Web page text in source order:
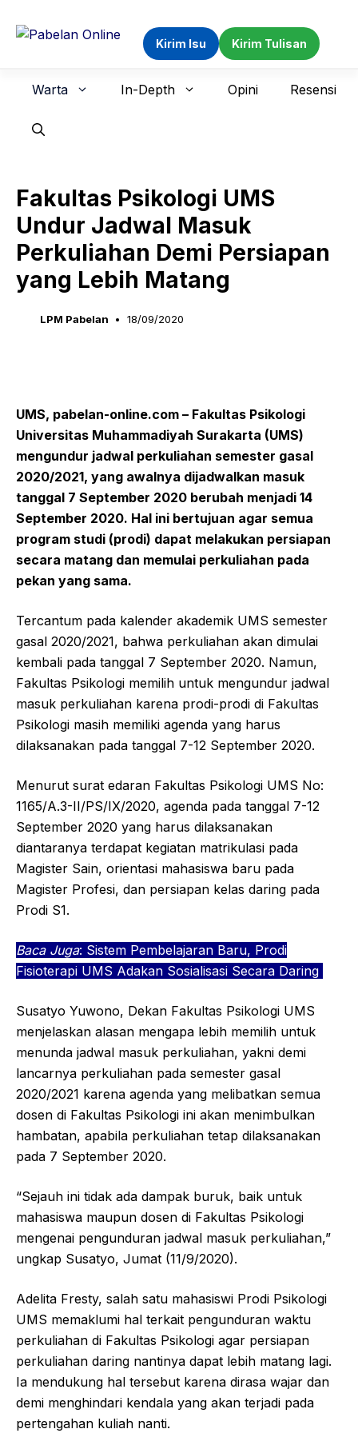
Kirim Isu Kirim Tulisan
Warta In-Depth Opini Resensi
Fakultas Psikologi UMS
Undur Jadwal Masuk
Perkuliahan Demi Persiapan
yang Lebih Matang
LPM Pabelan 18/09/2020
UMS, pabelan-online.com – Fakultas Psikologi
Universitas Muhammadiyah Surakarta (UMS)
mengundur jadwal perkuliahan semester gasal
2020/2021, yang awalnya dijadwalkan masuk
tanggal 7 September 2020 berubah menjadi 14
September 2020. Hal ini bertujuan agar semua
program studi (prodi) dapat melakukan persiapan
secara matang dan memulai perkuliahan pada
pekan yang sama.
Tercantum pada kalender akademik UMS semester
gasal 2020/2021, bahwa perkuliahan akan dimulai
kembali pada tanggal 7 September 2020. Namun,
Fakultas Psikologi memilih untuk mengundur jadwal
masuk perkuliahan karena prodi-prodi di Fakultas
Psikologi masih memiliki agenda yang harus
dilaksanakan pada tanggal 7-12 September 2020.
Menurut surat edaran Fakultas Psikologi UMS No:
1165/A.3-II/PS/IX/2020, agenda pada tanggal 7-12
September 2020 yang harus dilaksanakan
diantaranya terdapat kegiatan matrikulasi pada
Magister Sain, orientasi mahasiswa baru pada
Magister Profesi, dan persiapan kelas daring pada
Prodi S1.
Baca Juga: Sistem Pembelajaran Baru, Prodi
Fisioterapi UMS Adakan Sosialisasi Secara Daring
Susatyo Yuwono, Dekan Fakultas Psikologi UMS
menjelaskan alasan mengapa lebih memilih untuk
menunda jadwal masuk perkuliahan, yakni demi
lancarnya perkuliahan pada semester gasal
2020/2021 karena agenda yang melibatkan semua
dosen di Fakultas Psikologi ini akan menimbulkan
hambatan, apabila perkuliahan tetap dilaksanakan
pada 7 September 2020.
“Sejauh ini tidak ada dampak buruk, baik untuk
mahasiswa maupun dosen di Fakultas Psikologi
mengenai pengunduran jadwal masuk perkuliahan,”
ungkap Susatyo, Jumat (11/9/2020).
Adelita Fresty, salah satu mahasiswi Prodi Psikologi
UMS memaklumi hal terkait pengunduran waktu
perkuliahan di Fakultas Psikologi agar persiapan
perkuliahan daring nantinya dapat lebih matang lagi.
Ia mendukung hal tersebut karena dirasa wajar dan
demi menghindari kendala yang akan terjadi pada
pertengahan kuliah nanti.